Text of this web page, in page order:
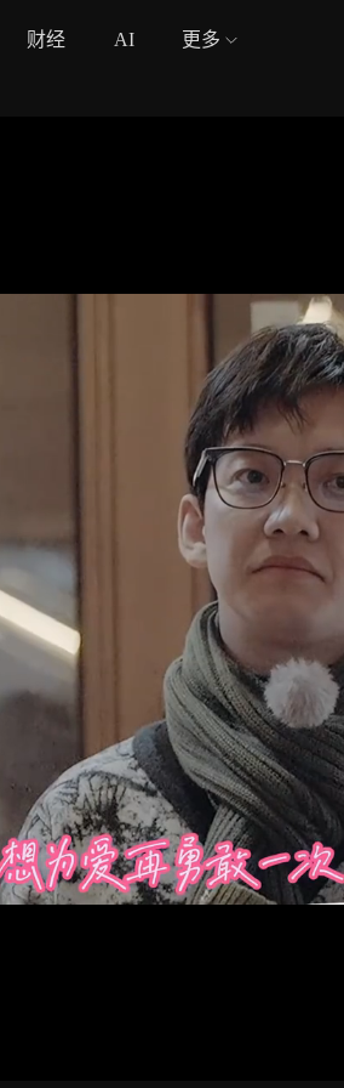
财经 AI 更多